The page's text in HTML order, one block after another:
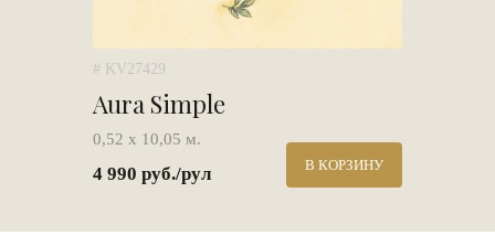
# KV27429
Aura Simple
0,52 х 10,05 м.
4 990 руб./рул В КОРЗИНУ